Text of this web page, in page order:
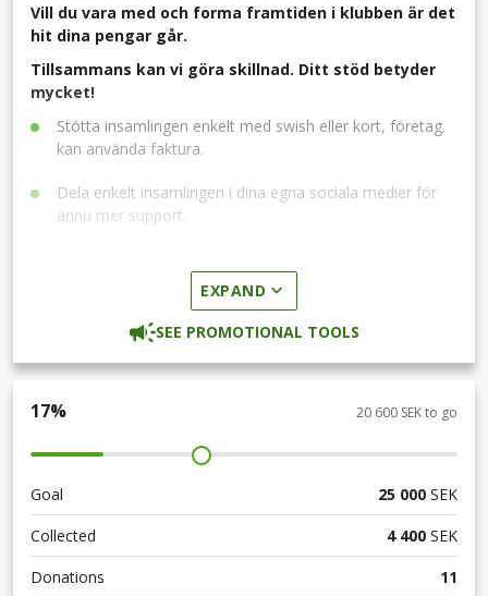
Vill du vara med och forma framtiden i klubben är det
hit dina pengar går.
Tillsammans kan vi göra skillnad. Ditt stöd betyder
mycket!
Stötta insamlingen enkelt med swish eller kort, företag
kan använda faktura.
Dela enkelt insamlingen i dina egna sociala medier för
ännu mer support.
EXPAND
SEE PROMOTIONAL TOOLS
17% 20 600 SEK to go
Goal 25 000 SEK
Collected
4 400 SEK
Donations
11